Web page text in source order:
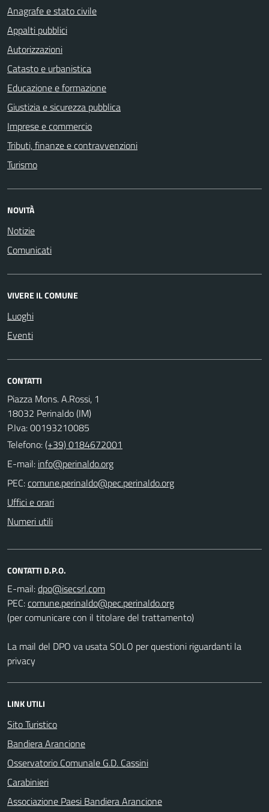
Anagrafe e stato civile
Appalti pubblici
Autorizzazioni
Catasto e urbanistica
Educazione e formazione
Giustizia e sicurezza pubblica
Imprese e commercio
Tributi, finanze e contravvenzioni
Turismo
NOVITÀ
Notizie
Comunicati
VIVERE IL COMUNE
Luoghi
Eventi
CONTATTI
Piazza Mons. A.Rossi, 1
18032 Perinaldo (IM)
P.Iva: 00193210085
Telefono:(+39) 0184672001
E-mail:
PEC:
Uffici e orari
Numeri utili
CONTATTI D.P.O.
E-mail:
PEC:
(per comunicare con il titolare del trattamento)
La mail del DPO va usata SOLO per questioni riguardanti la
privacy
LINK UTILI
Sito Turistico
Bandiera Arancione
Osservatorio Comunale G.D. Cassini
Carabinieri
Associazione Paesi Bandiera Arancione